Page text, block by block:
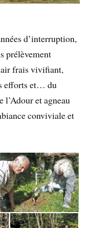
d’interruption,
prélèvement
frais vivifiant,
efforts et… du
l’Adour et agneau
conviviale et